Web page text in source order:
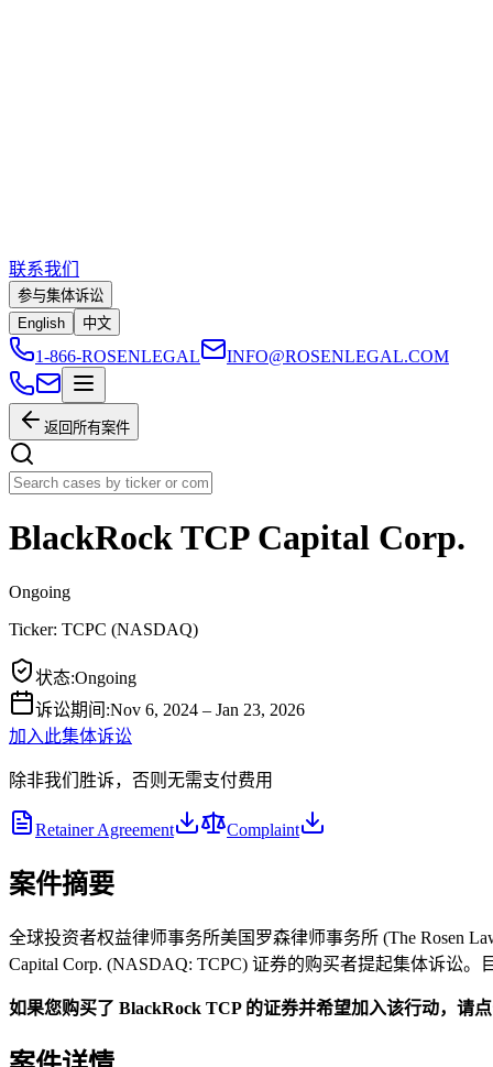
联系我们
参与集体诉讼
English
中文
1-866-ROSENLEGAL INFO@ROSENLEGAL.COM
返回所有案件
BlackRock TCP Capital Corp.
Ongoing
Ticker: TCPC (NASDAQ)
状态:Ongoing
诉讼期间 :Nov 6, 2024 – Jan 23, 2026
加入此集体诉讼
除非我们胜诉，否则无需支付费用
Retainer Agreement Complaint
案件摘要
全球投资者权益律师事务所美国罗森律师事务所 (The Rosen
Capital Corp. (NASDAQ: TCPC) 证券的购买者提起集体诉讼。
如果您购买了 BlackRock TCP 的证券并希望加入该行动，请点